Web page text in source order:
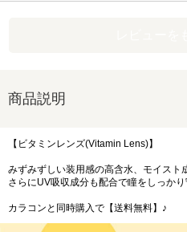
商品説明
【ビタミンレンズ(Vitamin Lens)】
みずみずしい装用感の高含水、モイスト
さらにUV吸収成分も配合で瞳をしっかり
カラコンと同時購入で【送料無料】♪